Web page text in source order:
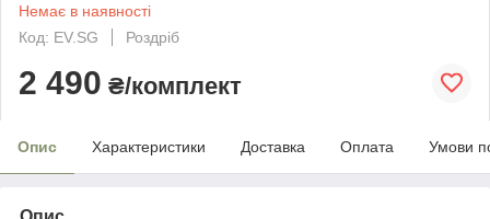
Немає в наявності
Код: EV.SG
Роздріб
2 490 ₴/комплект
Опис Характеристики Доставка Оплата Умови